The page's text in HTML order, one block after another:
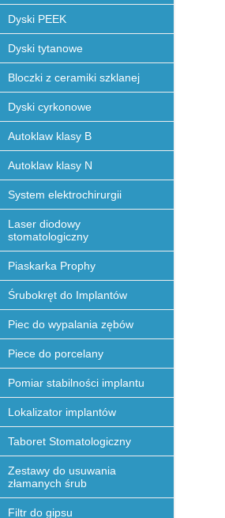
Dyski PEEK
Dyski tytanowe
Bloczki z ceramiki szklanej
Dyski cyrkonowe
Autoklaw klasy B
Autoklaw klasy N
System elektrochirurgii
Laser diodowy
stomatologiczny
Piaskarka Prophy
Śrubokręt do Implantów
Piec do wypalania zębów
Piece do porcelany
Pomiar stabilności implantu
Lokalizator implantów
Taboret Stomatologiczny
Zestawy do usuwania
złamanych śrub
Filtr do gipsu